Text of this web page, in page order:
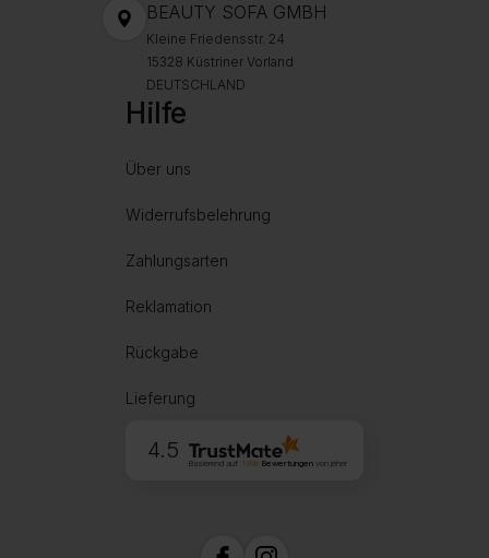
BEAUTY SOFA GMBH
Kleine Friedensstr. 24
15328 Küstriner Vorland
DEUTSCHLAND
Hilfe
Über uns
Widerrufsbelehrung
Zahlungsarten
Reklamation
Rückgabe
Lieferung
4.5
Basierend auf 1998Bewertungen von jeher